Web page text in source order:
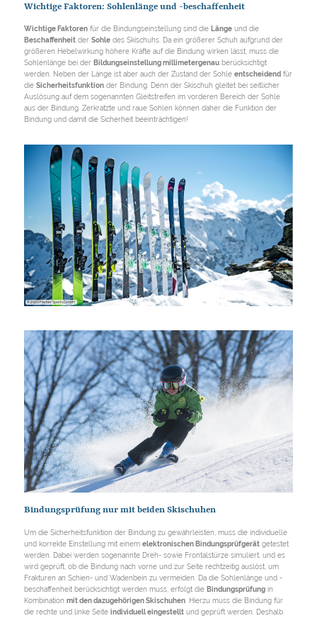
Wichtige Faktoren: Sohlenlänge und -beschaffenheit
Wichtige Faktoren für die Bindungseinstellung sind die Länge und die
Beschaffenheit der Sohle des Skischuhs. Da ein größerer Schuh aufgrund der
größeren Hebelwirkung höhere Kräfte auf die Bindung wirken lässt, muss die
Sohlenlänge bei der Bildungseinstellung millimetergenau berücksichtigt
werden. Neben der Länge ist aber auch der Zustand der Sohle entscheidend für
die Sicherheitsfunktion der Bindung. Denn der Skischuh gleitet bei seitlicher
Auslösung auf dem sogenannten Gleitstreifen im vorderen Bereich der Sohle
aus der Bindung. Zerkratzte und raue Sohlen können daher die Funktion der
Bindung und damit die Sicherheit beeinträchtigen!
© 2020 Fischer Sports GmbH
Bindungsprüfung nur mit beiden Skischuhen
Um die Sicherheitsfunktion der Bindung zu gewährleisten, muss die individuelle
und korrekte Einstellung mit einem elektronischen Bindungsprüfgerät getestet
werden. Dabei werden sogenannte Dreh- sowie Frontalstürze simuliert, und es
wird geprüft, ob die Bindung nach vorne und zur Seite rechtzeitig auslöst, um
Frakturen an Schien- und Wadenbein zu vermeiden. Da die Sohlenlänge und -
beschaffenheit berücksichtigt werden muss, erfolgt die Bindungsprüfung in
Kombination mit den dazugehörigen Skischuhen . Hierzu muss die Bindung für
die rechte und linke Seite individuell eingestellt und geprüft werden. Deshalb